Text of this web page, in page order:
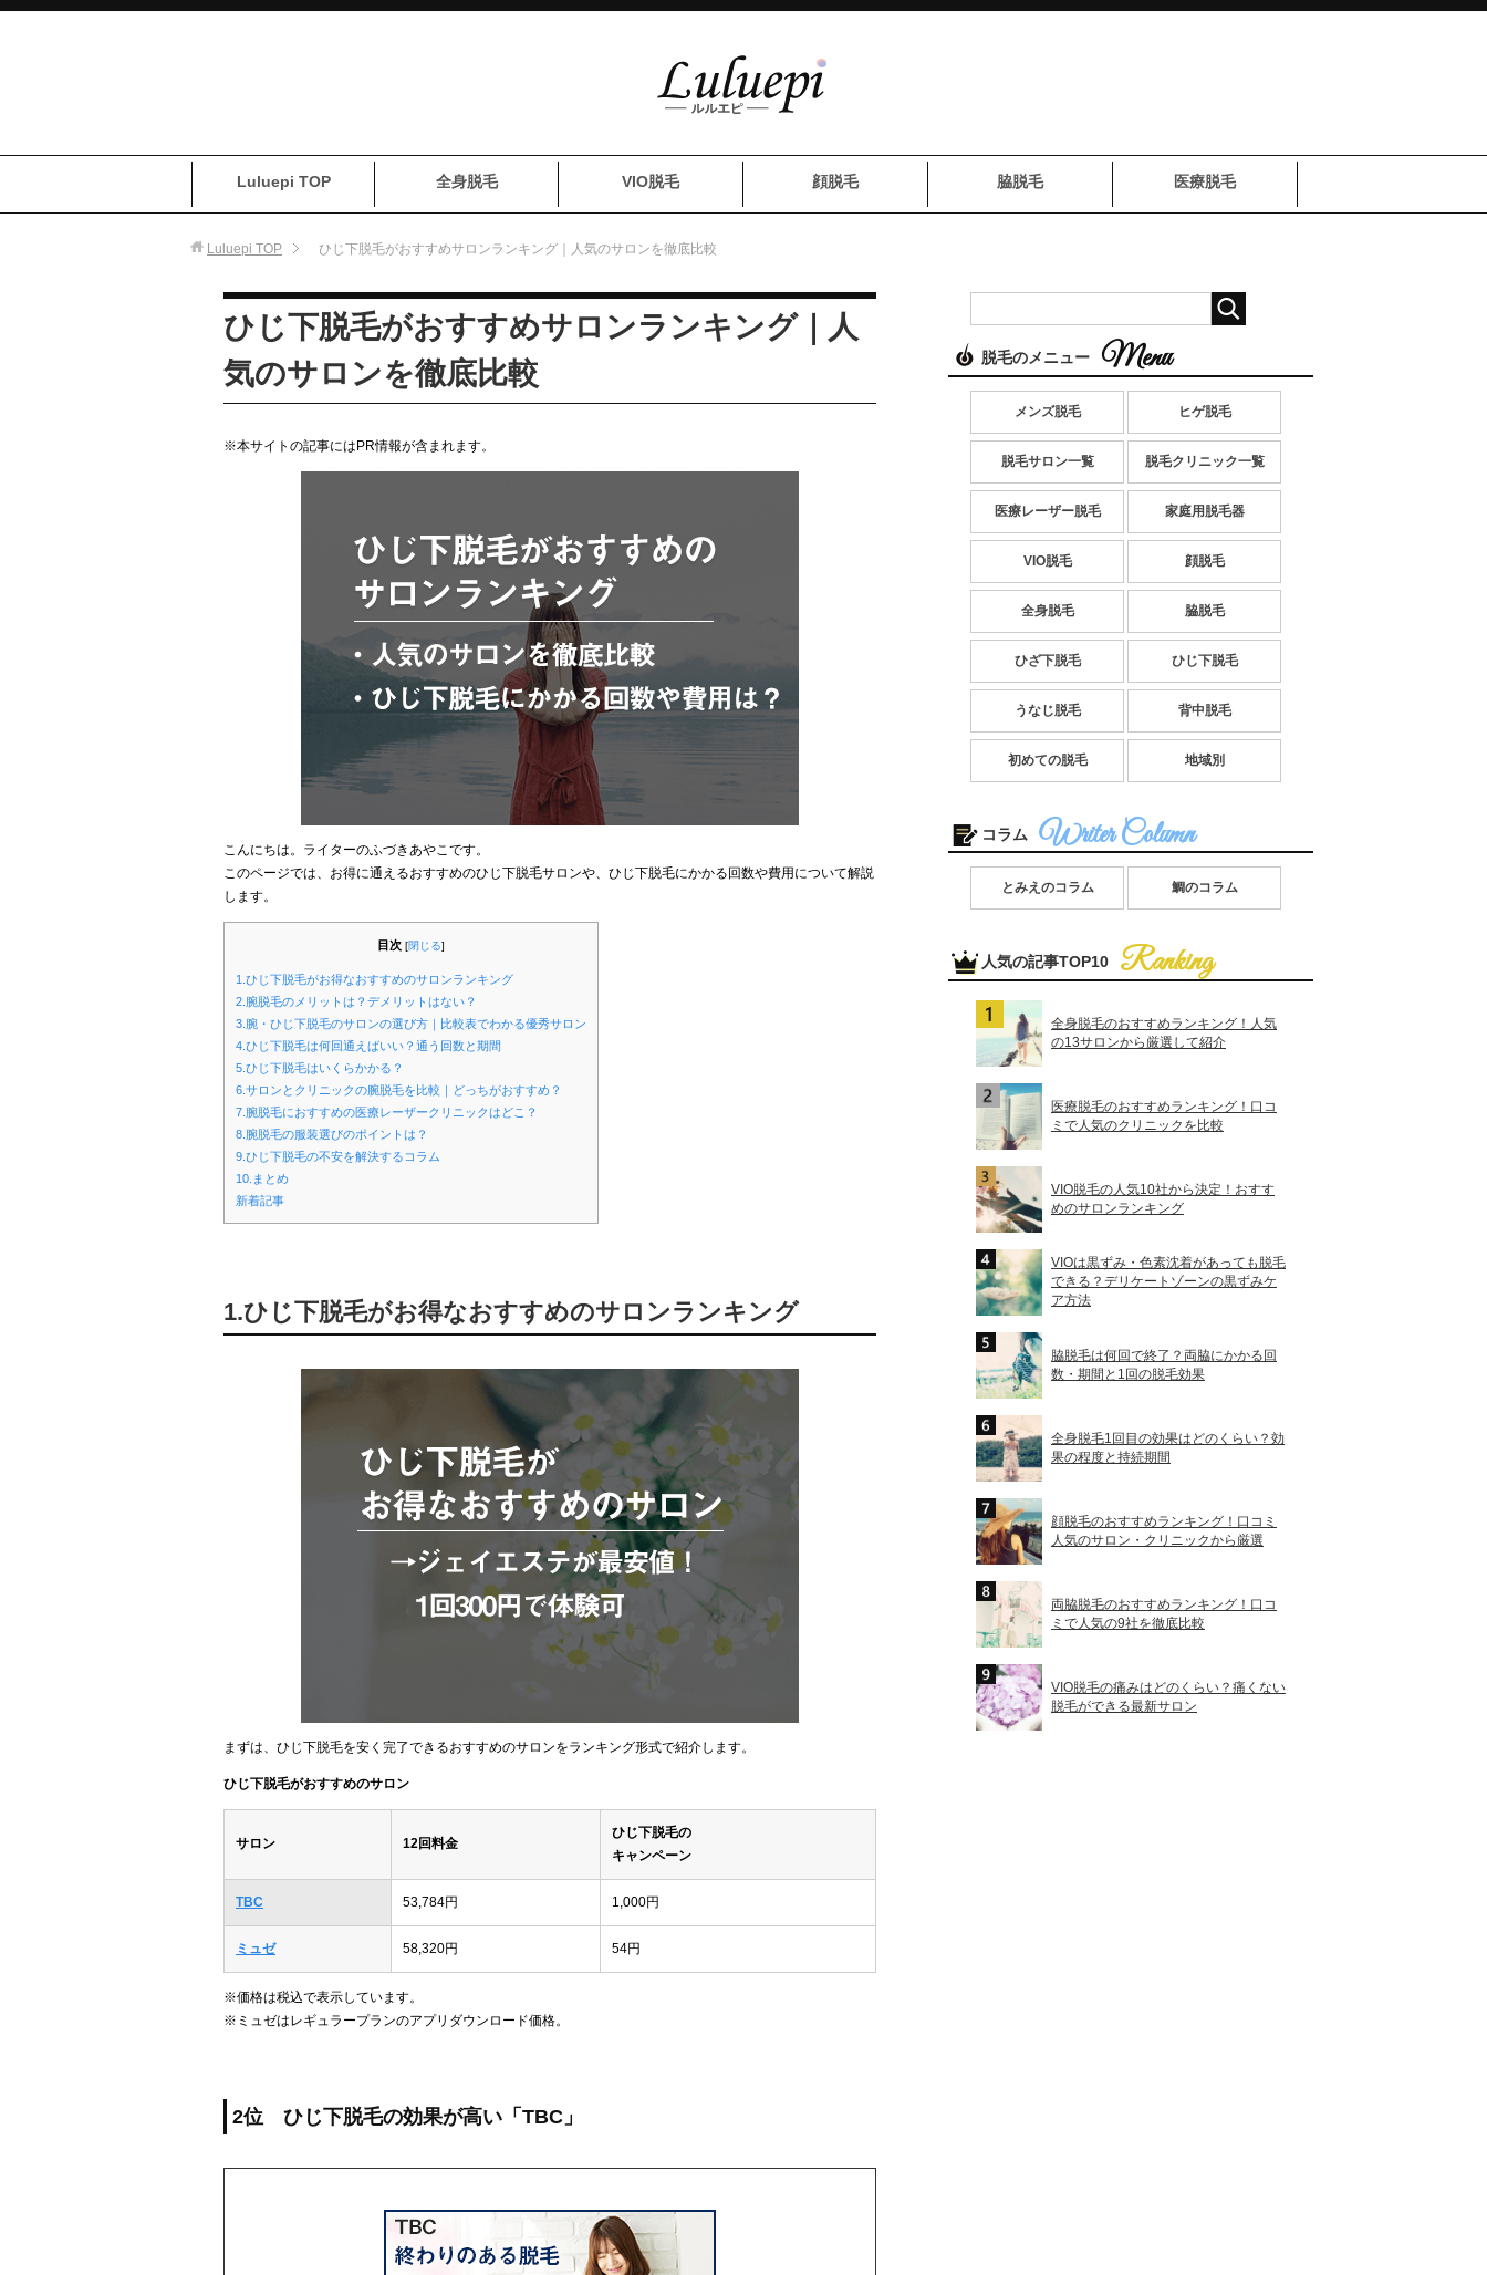
Luluepi TOP 全身脱毛 VIO脱毛 顔脱毛 脇脱毛 医療脱毛
Luluepi TOP ひじ下脱毛がおすすめサロンランキング｜人気のサロンを徹底比較
ひじ下脱毛がおすすめサロンランキング｜人
気のサロンを徹底比較
※本サイトの記事にはPR情報が含まれます。
こんにちは。ライターのふづきあやこです。
このページでは、お得に通えるおすすめのひじ下脱毛サロンや、ひじ下脱毛にかかる回数や費用について解説
します。
目次 [閉じる]
1.ひじ下脱毛がお得なおすすめのサロンランキング
2.腕脱毛のメリットは？デメリットはない？
3.腕・ひじ下脱毛のサロンの選び方｜比較表でわかる優秀サロン
4.ひじ下脱毛は何回通えばいい？通う回数と期間
5.ひじ下脱毛はいくらかかる？
6.サロンとクリニックの腕脱毛を比較｜どっちがおすすめ？
7.腕脱毛におすすめの医療レーザークリニックはどこ？
8.腕脱毛の服装選びのポイントは？
9.ひじ下脱毛の不安を解決するコラム
10.まとめ
新着記事
1.ひじ下脱毛がお得なおすすめのサロンランキング
まずは、ひじ下脱毛を安く完了できるおすすめのサロンをランキング形式で紹介します。
ひじ下脱毛がおすすめのサロン
サロン 12回料金
ひじ下脱毛の
キャンペーン
TBC 53,784円 1,000円
ミュゼ 58,320円 54円
※価格は税込で表示しています。
※ミュゼはレギュラープランのアプリダウンロード価格。
2位 ひじ下脱毛の効果が高い「TBC」
脱毛のメニュー
メンズ脱毛 ヒゲ脱毛
脱毛サロン一覧 脱毛クリニック一覧
医療レーザー脱毛 家庭用脱毛器
VIO脱毛 顔脱毛
全身脱毛 脇脱毛
ひざ下脱毛 ひじ下脱毛
うなじ脱毛 背中脱毛
初めての脱毛 地域別
コラム
とみえのコラム 鯛のコラム
人気の記事TOP10
全身脱毛のおすすめランキング！人気
の13サロンから厳選して紹介
医療脱毛のおすすめランキング！口コ
ミで人気のクリニックを比較
VIO脱毛の人気10社から決定！おすす
めのサロンランキング
VIOは黒ずみ・色素沈着があっても脱毛
できる？デリケートゾーンの黒ずみケ
ア方法
脇脱毛は何回で終了？両脇にかかる回
数・期間と1回の脱毛効果
全身脱毛1回目の効果はどのくらい？効
果の程度と持続期間
顔脱毛のおすすめランキング！口コミ
人気のサロン・クリニックから厳選
両脇脱毛のおすすめランキング！口コ
ミで人気の9社を徹底比較
VIO脱毛の痛みはどのくらい？痛くない
脱毛ができる最新サロン